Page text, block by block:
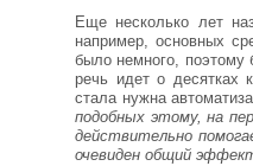
Еще несколько лет
например, основных
было немного, поэтому
речь идет о десятках
стала нужна
подобных этому, на
действительно
очевиден общий